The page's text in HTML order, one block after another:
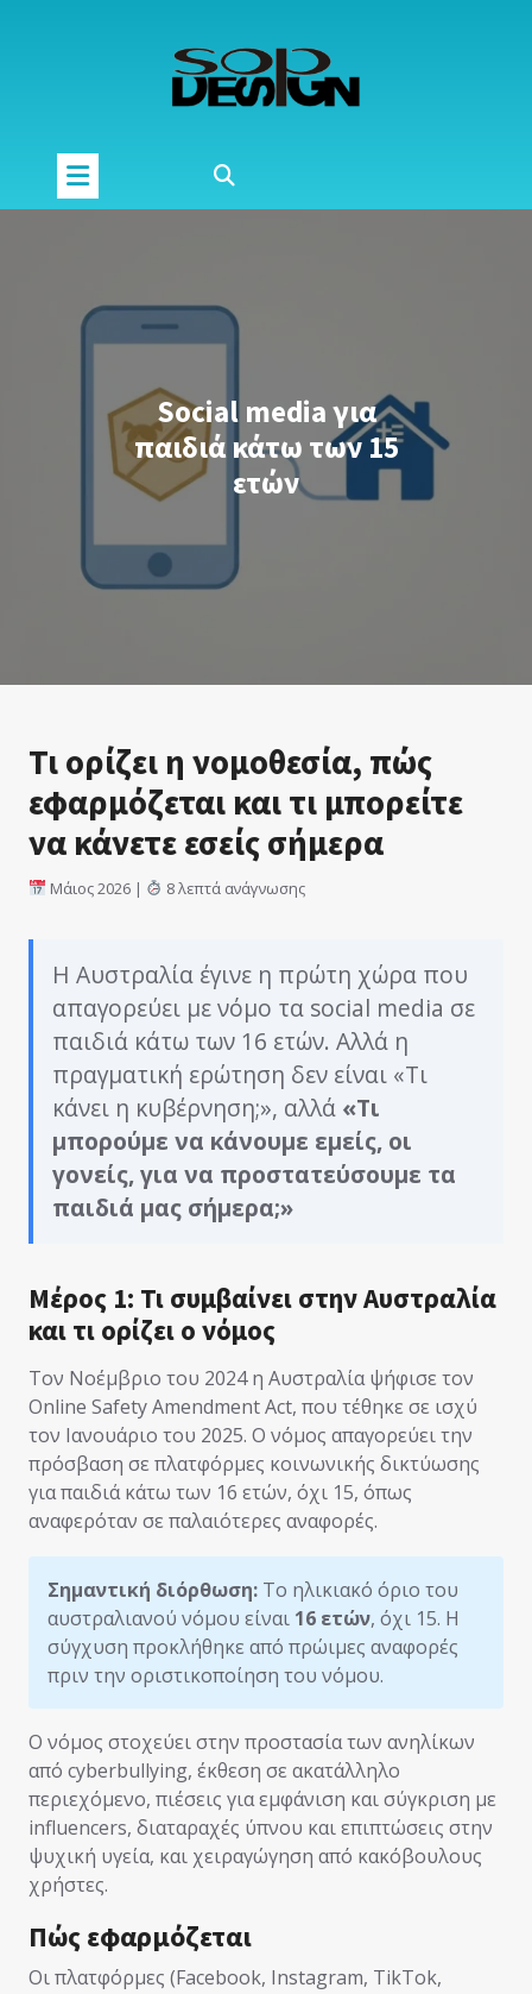
Social media για
παιδιά κάτω των 15
ετών
Τι ορίζει η νομοθεσία, πώς
εφαρμόζεται και τι μπορείτε
να κάνετε εσείς σήμερα
Μάιος 2026 | 8 λεπτά ανάγνωσης
Η Αυστραλία έγινε η πρώτη χώρα που
απαγορεύει με νόμο τα social media σε
παιδιά κάτω των 16 ετών. Αλλά η
πραγματική ερώτηση δεν είναι «Τι
κάνει η κυβέρνηση;», αλλά «Τι
μπορούμε να κάνουμε εμείς, οι
γονείς, για να προστατεύσουμε τα
παιδιά μας σήμερα;»
Μέρος 1: Τι συμβαίνει στην Αυστραλία
και τι ορίζει ο νόμος
Τον Νοέμβριο του 2024 η Αυστραλία ψήφισε τον
Online Safety Amendment Act, που τέθηκε σε ισχύ
τον Ιανουάριο του 2025. Ο νόμος απαγορεύει την
πρόσβαση σε πλατφόρμες κοινωνικής δικτύωσης
για παιδιά κάτω των 16 ετών, όχι 15, όπως
αναφερόταν σε παλαιότερες αναφορές.
Σημαντική διόρθωση: Το ηλικιακό όριο του
αυστραλιανού νόμου είναι 16 ετών, όχι 15. Η
σύγχυση προκλήθηκε από πρώιμες αναφορές
πριν την οριστικοποίηση του νόμου.
Ο νόμος στοχεύει στην προστασία των ανηλίκων
από cyberbullying, έκθεση σε ακατάλληλο
περιεχόμενο, πιέσεις για εμφάνιση και σύγκριση με
influencers, διαταραχές ύπνου και επιπτώσεις στην
ψυχική υγεία, και χειραγώγηση από κακόβουλους
χρήστες.
Πώς εφαρμόζεται
Οι πλατφόρμες (Facebook, Instagram, TikTok,